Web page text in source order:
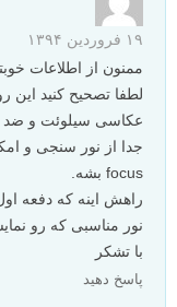
۱۹ فروردین ۱۳۹۴
ممنون از اطلاعات
لطفا تصحیح کنید این
عکاسی سیلوئت و ضد
focus بشه.
راهش اینه که دفعه
نور مناسبی که رو
با تشکر
پاسخ دهید